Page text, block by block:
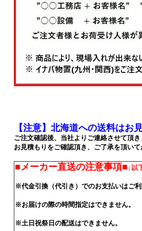
【注意】北海道への送料はお
ご注文確認後、当社よりご連絡させて頂き
お見積もりをご確認頂き、ご了承を頂い
■メーカー直送の注意事項■↓以
※代金引換（代引き）でのお支払いはご利
※お届けの際の時間指定はできません。
※土日祝祭日の配送はできません。